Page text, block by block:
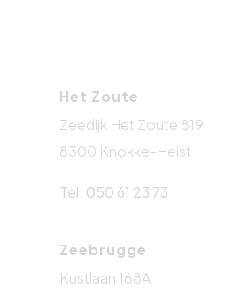
Het Zoute
Zeedijk Het Zoute 819
8300 Knokke-Heist
Tel: 050 61 23 73
Zeebrugge
Kustlaan 168A